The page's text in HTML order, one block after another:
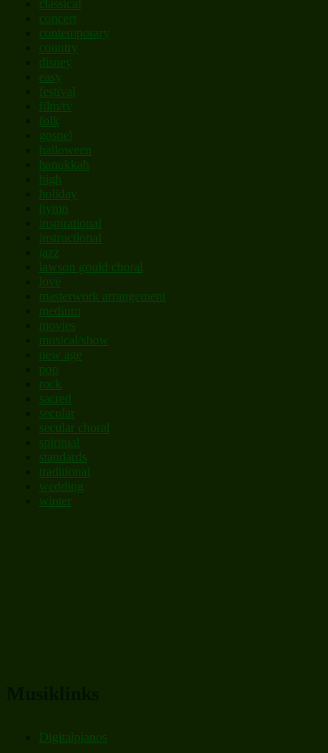
classical
concert
contemporary
country
disney
easy
festival
film/tv
folk
gospel
halloween
hanukkah
high
holiday
hymn
inspirational
instructional
jazz
lawson gould choral
love
masterwork arrangement
medium
movies
musical/show
new age
pop
rock
sacred
secular
secular choral
spiritual
standards
traditional
wedding
winter
Digitalpianos